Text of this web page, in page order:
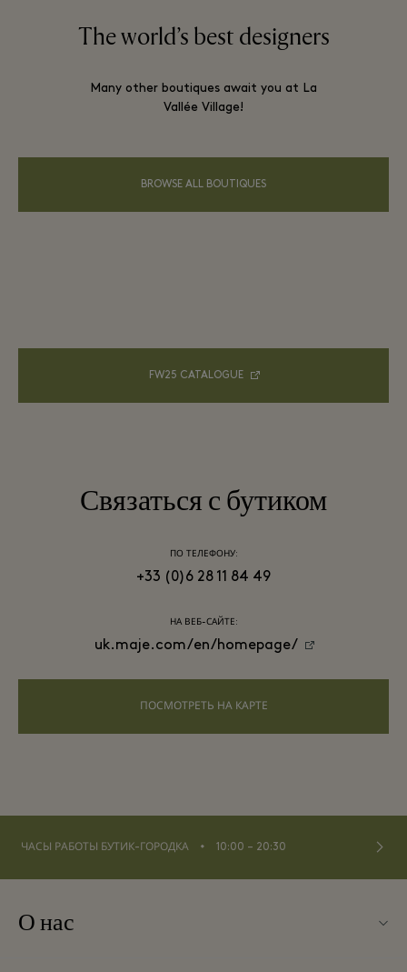
The world’s best designers
Many other boutiques await you at La
Vallée Village!
BROWSE ALL BOUTIQUES
FW25 CATALOGUE
Связаться с бутиком
ПО ТЕЛЕФОНУ:
+33 (0)6 28 11 84 49
НА ВЕБ-САЙТЕ:
uk.maje.com/en/homepage/
ПОСМОТРЕТЬ НА КАРТЕ
ЧАСЫ РАБОТЫ БУТИК-ГОРОДКА ⬩ 10:00 – 20:30
О нас